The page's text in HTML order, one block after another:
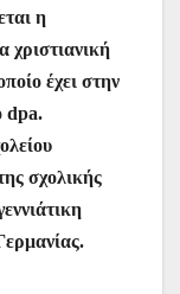
η
έχει στην
dpa.
σχολικής